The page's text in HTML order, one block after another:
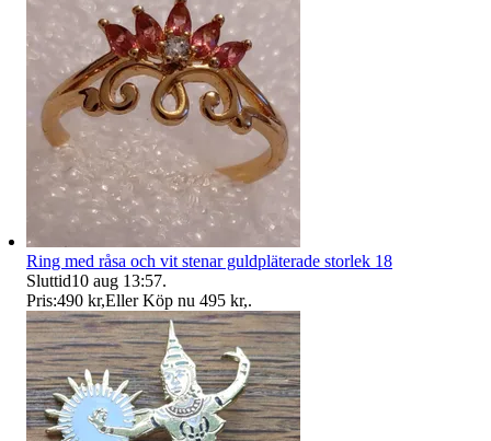
Ring med råsa och vit stenar guldpläterade storlek 18
Sluttid10 aug 13:57.
Pris:490 kr,Eller Köp nu 495 kr,.